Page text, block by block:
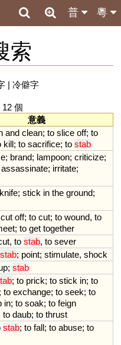
粵
普
索
| 冷僻字
個
意義
and clean; to slice off; to
kill; to sacrifice; to stab
; brand; lampoon; criticize;
assassinate; irritate;
knife; stick in the ground;
cut off; to cut; to wound, to
; to get together
, to stab, to sever
stab; point; stimulate, shock
; stab
; to prick; to stick in; to
; to exchange; to seek; to
in; to soak; to feign
to daub; to thrust
stab; to fall; to abuse; to